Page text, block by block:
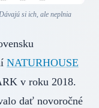
si ich, ale neplnia
NATURHOUSE
v roku 2018.
dať novoročné